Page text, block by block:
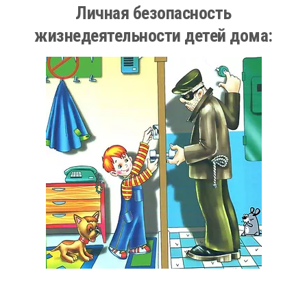
Личная безопасность
жизнедеятельности детей дома: